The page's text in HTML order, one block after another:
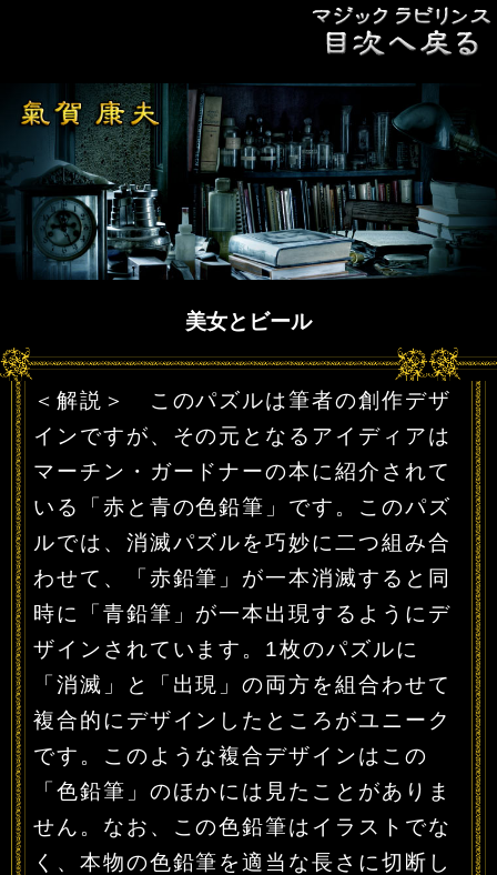
美女とビール
＜解説＞ このパズルは筆者の創作デザ
インですが、その元となるアイディアは
マーチン・ガードナーの本に紹介されて
いる「赤と青の色鉛筆」です。このパズ
ルでは、消滅パズルを巧妙に二つ組み合
わせて、「赤鉛筆」が一本消滅すると同
時に「青鉛筆」が一本出現するようにデ
ザインされています。1枚のパズルに
「消滅」と「出現」の両方を組合わせて
複合的にデザインしたところがユニーク
です。このような複合デザインはこの
「色鉛筆」のほかには見たことがありま
せん。なお、この色鉛筆はイラストでな
く、本物の色鉛筆を適当な長さに切断し